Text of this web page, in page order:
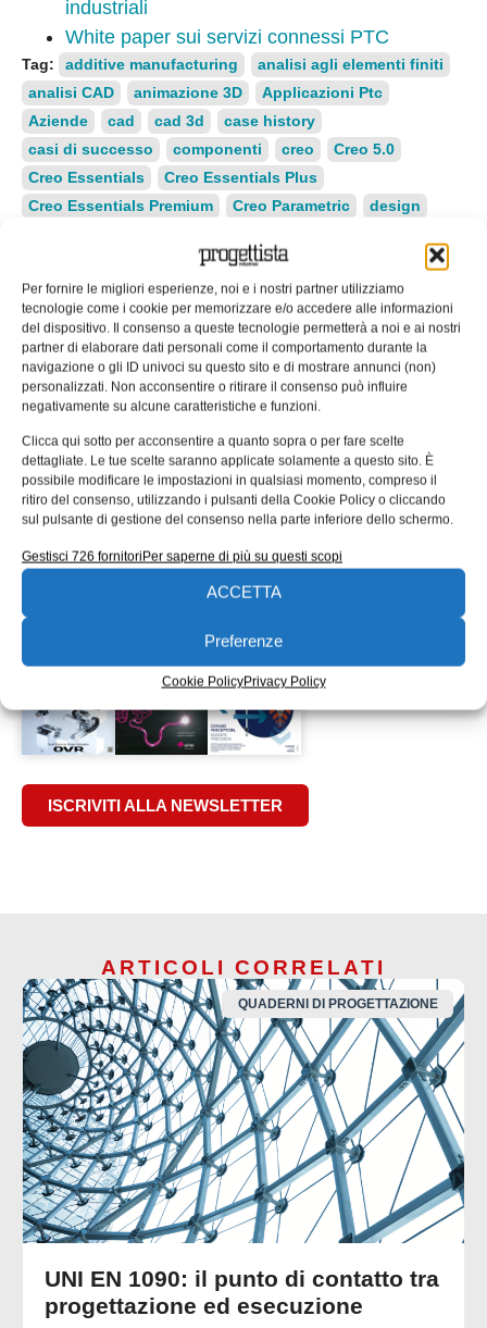
Per fornire le migliori esperienze, noi e i nostri partner utilizziamo
tecnologie come i cookie per memorizzare e/o accedere alle informazioni
del dispositivo. Il consenso a queste tecnologie permetterà a noi e ai nostri
partner di elaborare dati personali come il comportamento durante la
navigazione o gli ID univoci su questo sito e di mostrare annunci (non)
personalizzati. Non acconsentire o ritirare il consenso può influire
negativamente su alcune caratteristiche e funzioni.
Clicca qui sotto per acconsentire a quanto sopra o per fare scelte
dettagliate. Le tue scelte saranno applicate solamente a questo sito. È
possibile modificare le impostazioni in qualsiasi momento, compreso il
ritiro del consenso, utilizzando i pulsanti della Cookie Policy o cliccando
sul pulsante di gestione del consenso nella parte inferiore dello schermo.
Gestisci 726 fornitoriPer saperne di più su questi scopi
ACCETTA
Preferenze
Cookie PolicyPrivacy Policy
industriali
White paper sui servizi connessi PTC
Tag: additive manufacturing
analisi agli elementi finiti
analisi CAD
animazione 3D
Applicazioni Ptc
Aziende
cad cad 3d
case history
casi di successo
componenti creo
Creo 5.0
Creo Essentials
Creo Essentials Plus
Creo Essentials Premium
Creo Parametric
design
gestione dei dati di prodotto
Industria 4.0
Macchine e Sistemi
made in italy
MCAD
modellazione CAD 3D
modellazione diretta
modellazione flessibile
Parametric
plm
Pro/Engineer
ProEngineer
progettazione
progettazione di lamiere
progettazione di parti in plastica
progettazione di saldature
progettazione meccanica
prototipazione digitale
ptc PTC Creo
rendering
Rold
software Software CAD
software CAD 3D
software di sviluppo prodotto
soluzione CAD
strutture Wildfire
EDICOLA WEB
ISCRIVITI ALLA NEWSLETTER
ARTICOLI CORRELATI
QUADERNI DI PROGETTAZIONE
UNI EN 1090: il punto di contatto tra
progettazione ed esecuzione